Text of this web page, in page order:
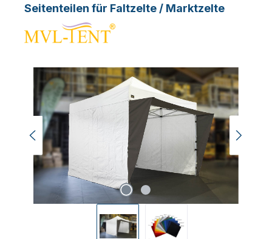
Seitenteilen für Faltzelte / Marktzelte
Bildergalerie überspringen